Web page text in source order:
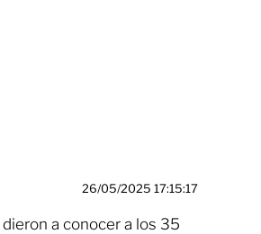
26/05/2025 17:15:17
dieron a conocer a los 35